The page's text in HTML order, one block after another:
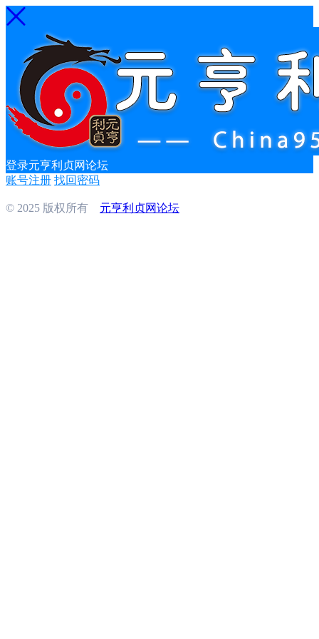
登录元亨利贞网论坛
账号注册 找回密码
© 2025 版权所有 元亨利贞网论坛